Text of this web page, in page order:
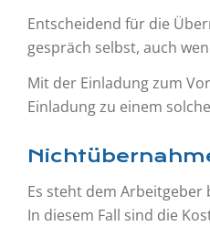
Entscheidend für die
gespräch selbst, auch
Mit der Einladung zum
Einladung zu einem
Es steht dem
In diesem Fall sind die